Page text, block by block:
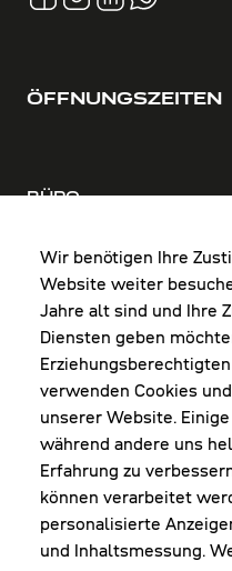
Wir benötigen Ihre
Website weiter
Jahre alt sind und Ihre
Diensten geben
verwenden Cookies
unserer Website.
während andere uns
Erfahrung zu
können verarbeitet
personalisierte
und Inhaltsmessung.
ÖFFNUNGSZEITEN
BÜRO
FR: 8:00-12:00 &
Shop Diepoldsau
MO-Do: 8:00-12:00 &
Fr: 8:00-16:00 Uhr
1. Samstag im
NEWSLETTER